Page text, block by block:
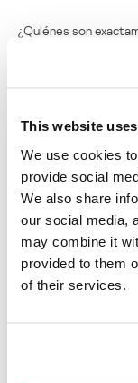
This website
We use cookies
provide social
We also share
our social media,
may combine it
provided to them
of their services.
¿Quiénes son
campaña? Pude
utilizadas para los
blancos: